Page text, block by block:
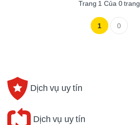
Trang 1 Của 0trang
1 0
Dịch vụ uy tín
Dịch vụ uy tín